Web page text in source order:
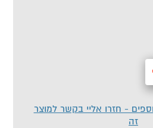
- חזרו אליי בקשר למוצר
זה